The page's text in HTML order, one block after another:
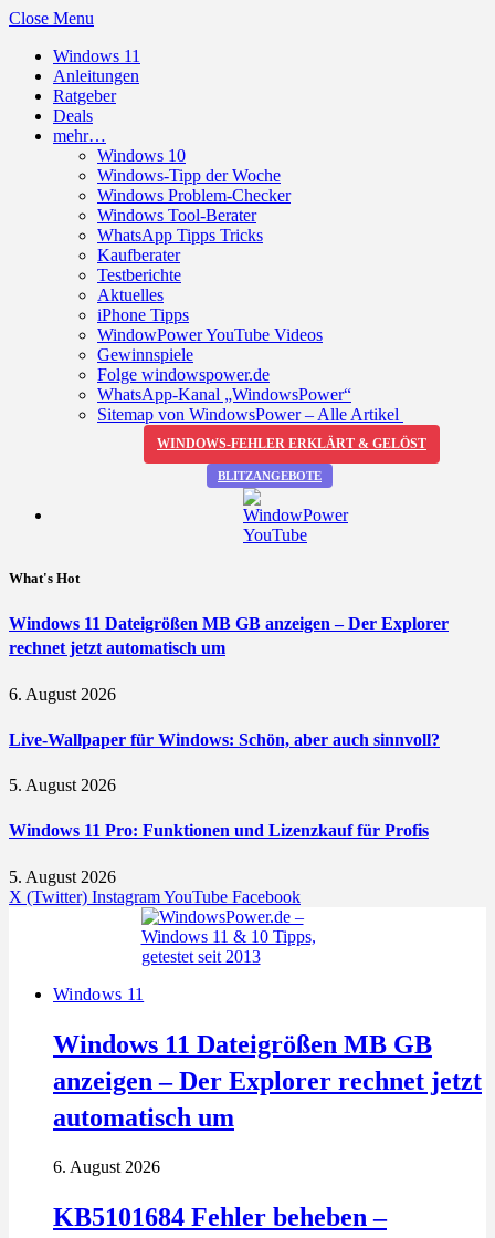
Close Menu
Windows 11
Anleitungen
Ratgeber
Deals
mehr…
Windows 10
Windows-Tipp der Woche
Windows Problem-Checker
Windows Tool-Berater
WhatsApp Tipps Tricks
Kaufberater
Testberichte
Aktuelles
iPhone Tipps
WindowPower YouTube Videos
Gewinnspiele
Folge windowspower.de
WhatsApp-Kanal „WindowsPower“
Sitemap von WindowsPower – Alle Artikel
WINDOWS-FEHLER ERKLÄRT & GELÖST
BLITZANGEBOTE
What's Hot
Windows 11 Dateigrößen MB GB anzeigen – Der Explorer
rechnet jetzt automatisch um
6. August 2026
Live-Wallpaper für Windows: Schön, aber auch sinnvoll?
5. August 2026
Windows 11 Pro: Funktionen und Lizenzkauf für Profis
5. August 2026
X (Twitter) InstagramYouTube Facebook
Windows 11
Windows 11 Dateigrößen MB GB
anzeigen – Der Explorer rechnet jetzt
automatisch um
6. August 2026
KB5101684 Fehler beheben –